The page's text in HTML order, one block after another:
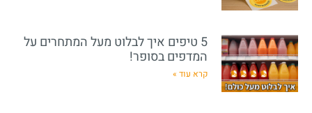
5 טיפים איך לבלוט מעל המתחרים על
המדפים בסופר!
קרא עוד »